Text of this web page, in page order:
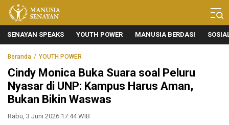
Manusia Senayan
Manusia Bicara, Senayan Bersuara
SENAYAN SPEAKS YOUTH POWER MANUSIA BERDASI
Beranda YOUTH POWER
Cindy Monica Buka Suara soal Peluru
Nyasar di UNP: Kampus Harus Aman,
Bukan Bikin Waswas
Rabu, 3 Juni 2026 17:44 WIB